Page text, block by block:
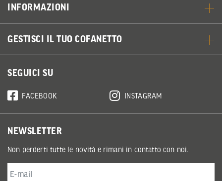
INFORMAZIONI
GESTISCI IL TUO COFANETTO
SEGUICI SU
FACEBOOK INSTAGRAM
NEWSLETTER
Non perderti tutte le novità e rimani in contatto con noi.